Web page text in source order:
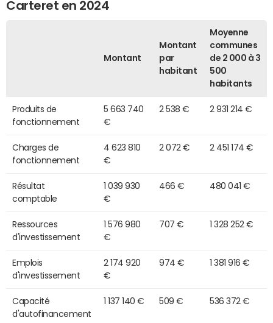
Carteret en 2024
Montant
Montant
par
habitant
Moyenne
communes
de 2 000 à 3
500
habitants
Produits de
fonctionnement
5 663 740
€
2 538 € 2 931 214 €
Charges de
fonctionnement
4 623 810
€
2 072 € 2 451 174 €
Résultat
comptable
1 039 930
€
466 € 480 041 €
Ressources
d'investissement
1 576 980
€
707 € 1 328 252 €
Emplois
d'investissement
2 174 920
€
974 € 1 381 916 €
Capacité
d'autofinancement
1 137 140 € 509 € 536 372 €